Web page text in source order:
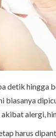
detik hingga
biasanya
alergi,
harus